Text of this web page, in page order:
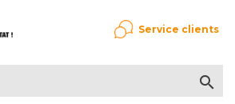

Service clients